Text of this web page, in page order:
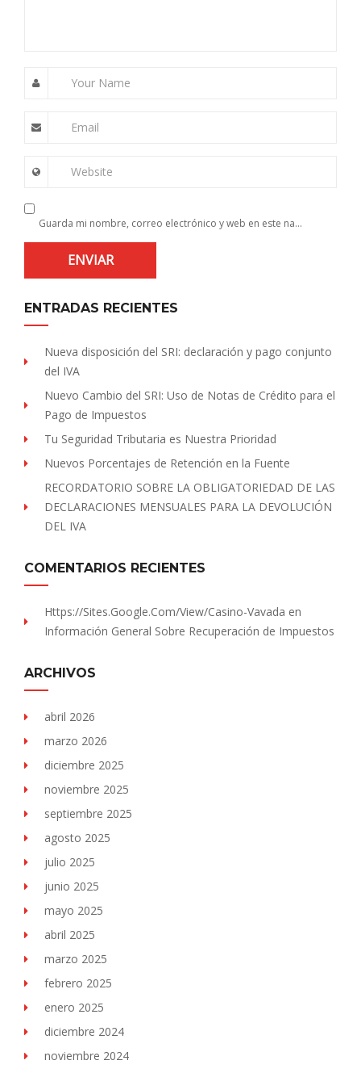
Your Name
Email
Website
Guarda mi nombre, correo electrónico y web en este navegador para la próxima vez que comente.
ENTRADAS RECIENTES
Nueva disposición del SRI: declaración y pago conjunto
del IVA
Nuevo Cambio del SRI: Uso de Notas de Crédito para el
Pago de Impuestos
Tu Seguridad Tributaria es Nuestra Prioridad
Nuevos Porcentajes de Retención en la Fuente
RECORDATORIO SOBRE LA OBLIGATORIEDAD DE LAS
DECLARACIONES MENSUALES PARA LA DEVOLUCIÓN
DEL IVA
COMENTARIOS RECIENTES
Https://sites.Google.com/view/Casino-Vavada en
Información General Sobre Recuperación de Impuestos
ARCHIVOS
abril 2026
marzo 2026
diciembre 2025
noviembre 2025
septiembre 2025
agosto 2025
julio 2025
junio 2025
mayo 2025
abril 2025
marzo 2025
febrero 2025
enero 2025
diciembre 2024
noviembre 2024